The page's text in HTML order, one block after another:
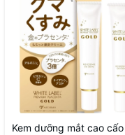
Kem dưỡng mắt cao cấo